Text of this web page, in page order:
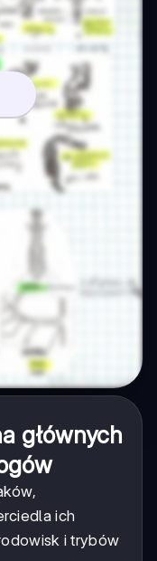
głównych
ich
i trybów